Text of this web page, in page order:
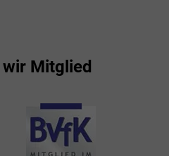
Mitglied